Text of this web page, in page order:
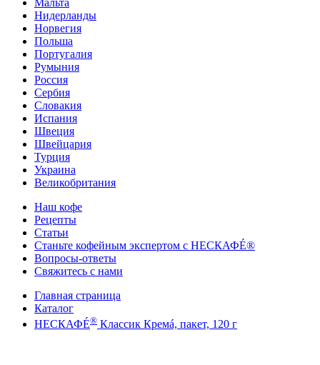
Мальта
Нидерланды
Норвегия
Польша
Португалия
Румыния
Россия
Сербия
Словакия
Испания
Швеция
Швейцария
Турция
Украина
Великобритания
Наш кофе
Рецепты
Cтатьи
Станьте кофейным экспертом с НЕСКАФÉ®
Вопросы-ответы
Свяжитесь с нами
Главная страница
Каталог
НЕСКАФÉ® Классик Кремá, пакет, 120 г